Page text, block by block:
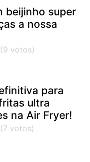
beijinho super
a nossa
para
ultra
na Air Fryer!